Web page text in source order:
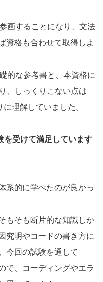
画することになり、文法
資格も合わせて取得しよ
的な参考書と、本資格に
、しっくりこない点は
理解していました。
受けて満足しています
系的に学べたのが良かっ
もそも断片的な知識しか
究明やコードの書き方に
今回の試験を通して
で、コーディングやエラ